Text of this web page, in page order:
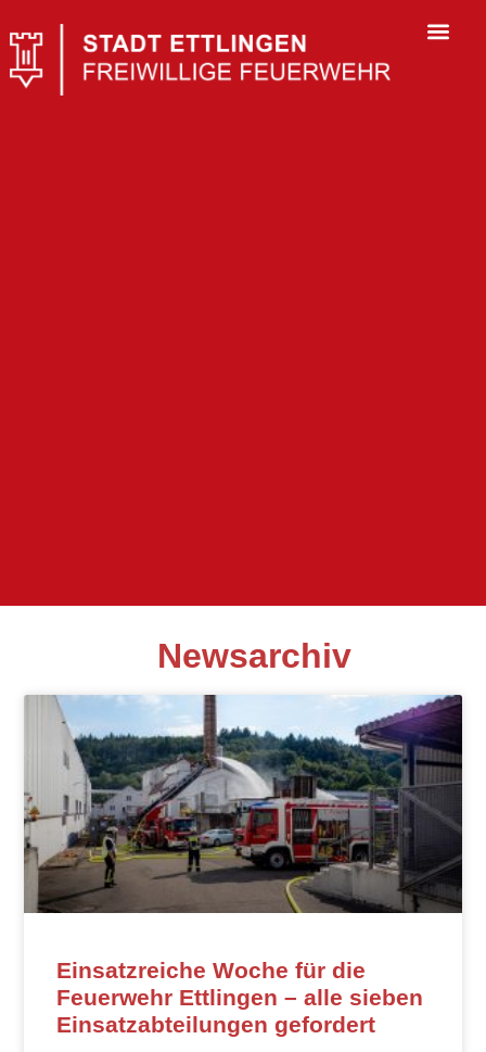
Newsarchiv
Einsatzreiche Woche für die
Feuerwehr Ettlingen – alle sieben
Einsatzabteilungen gefordert